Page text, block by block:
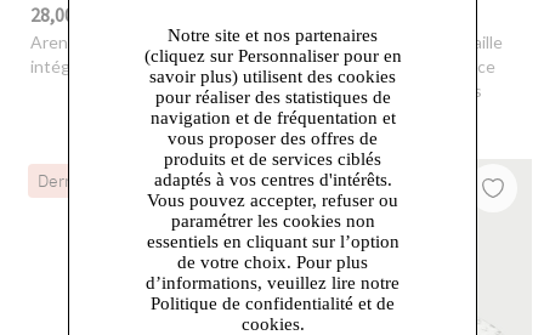
28,00 €
Arena
- Bikini bandeau
intégral pour femmes arena
Arena- Short de bain taille
basse arena Performance
Kikko Pro pour hommes
Dernières Chances
Notre site et nos partenaires
(cliquez sur Personnaliser pour en
savoir plus) utilisent des cookies
pour réaliser des statistiques de
navigation et de fréquentation et
vous proposer des offres de
produits et de services ciblés
adaptés à vos centres d'intérêts.
Vous pouvez accepter, refuser ou
paramétrer les cookies non
essentiels en cliquant sur l’option
de votre choix. Pour plus
d’informations, veuillez lire notre
Politique de confidentialité et de
cookies.